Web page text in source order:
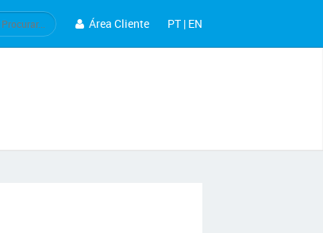
Área Cliente PT | EN